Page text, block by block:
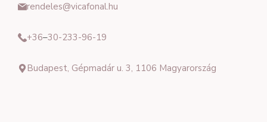
rendeles@vicafonal.hu
+36–30-233-96-19
Budapest, Gépmadár u. 3, 1106 Magyarország